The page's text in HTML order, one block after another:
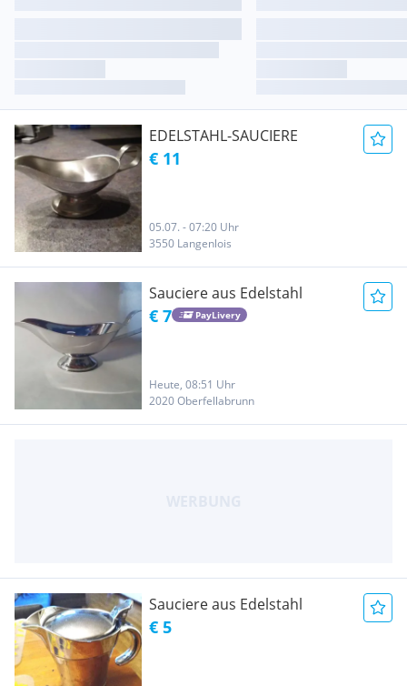
EDELSTAHL-SAUCIERE
€ 11
05.07. - 07:20 Uhr
3550 Langenlois
Sauciere aus Edelstahl
€ 7 PayLivery
Heute, 08:51 Uhr
2020 Oberfellabrunn
Sauciere aus Edelstahl
€ 5